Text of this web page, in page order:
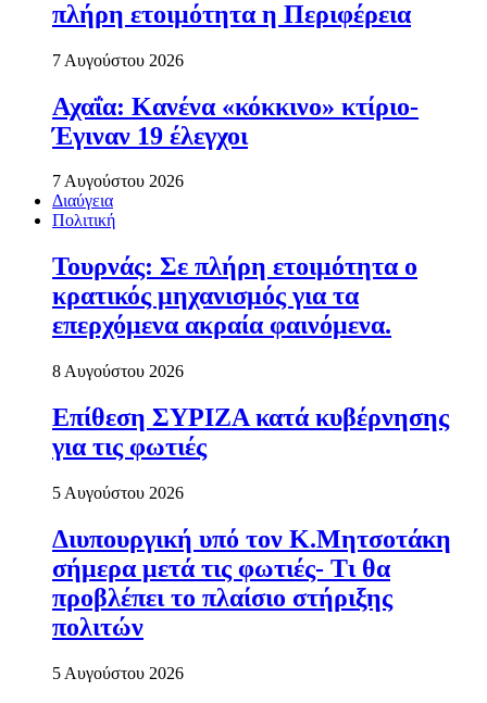
πλήρη ετοιμότητα η Περιφέρεια
7 Αυγούστου 2026
Αχαΐα: Κανένα «κόκκινο» κτίριο-
Έγιναν 19 έλεγχοι
7 Αυγούστου 2026
Διαύγεια
Πολιτική
Τουρνάς: Σε πλήρη ετοιμότητα ο
κρατικός μηχανισμός για τα
επερχόμενα ακραία φαινόμενα.
8 Αυγούστου 2026
Επίθεση ΣΥΡΙΖΑ κατά κυβέρνησης
για τις φωτιές
5 Αυγούστου 2026
Διυπουργική υπό τον Κ.Μητσοτάκη
σήμερα μετά τις φωτιές- Τι θα
προβλέπει το πλαίσιο στήριξης
πολιτών
5 Αυγούστου 2026